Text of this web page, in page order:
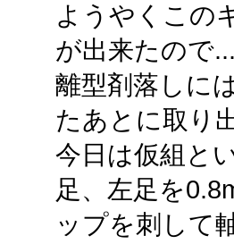
ようやくこの
が出来たので...
離型剤落しに
たあとに取り
今日は仮組と
足、左足を
ップを刺して